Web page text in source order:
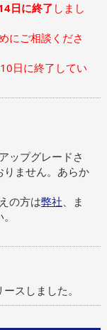
日に終了 しまし
にご相談くださ
日に終了してい
ップグレードさ
ません。あらか
の方は弊社、ま
スしました。